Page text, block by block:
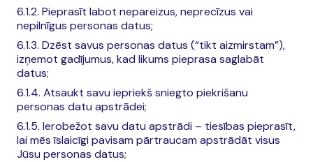
6.1.2. Pieprasīt labot nepareizus, neprecīzus vai
nepilnīgus personas datus;
6.1.3. Dzēst savus personas datus (“tikt aizmirstam”),
izņemot gadījumus, kad likums pieprasa saglabāt
datus;
6.1.4. Atsaukt savu iepriekš sniegto piekrišanu
personas datu apstrādei;
6.1.5. Ierobežot savu datu apstrādi – tiesības pieprasīt,
lai mēs īslaicīgi pavisam pārtraucam apstrādāt visus
Jūsu personas datus;